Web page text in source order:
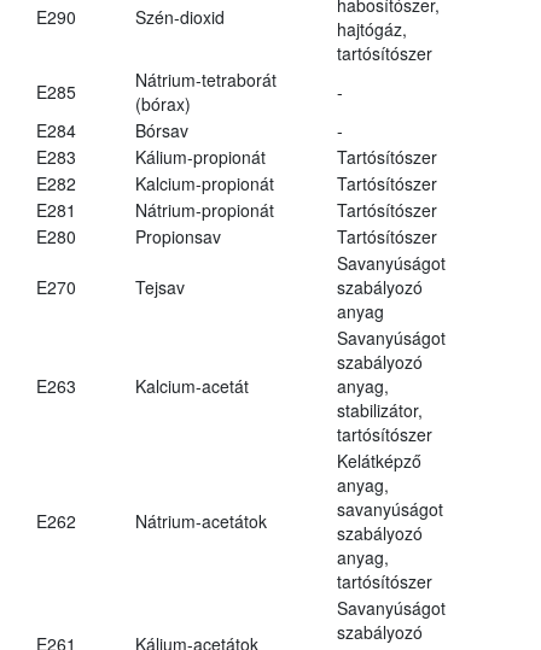
E290 Szén-dioxid
hajtógáz,
tartósítószer
E285
Nátrium-tetraborát
(bórax)
-
E284
Bórsav
-
E283
Kálium-propionát
Tartósítószer
E282
Kalcium-propionát
Tartósítószer
E281
Nátrium-propionát
Tartósítószer
E280
Propionsav Tartósítószer
E270 Tejsav
Savanyúságot
szabályozó
anyag
E263 Kalcium-acetát
Savanyúságot
szabályozó
anyag,
stabilizátor,
tartósítószer
E262 Nátrium-acetátok
Kelátképző
anyag,
savanyúságot
szabályozó
anyag,
tartósítószer
E261 Kálium-acetátok
Savanyúságot
szabályozó